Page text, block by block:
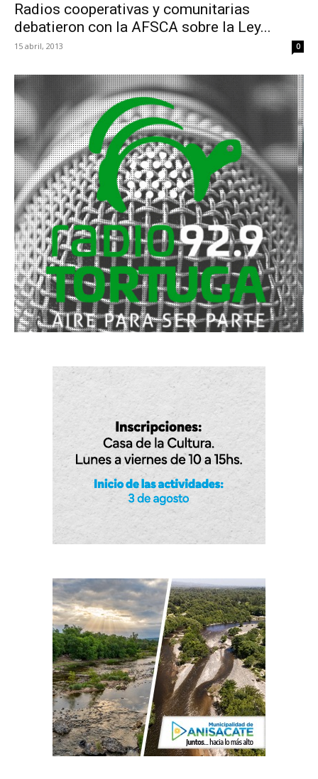
Radios cooperativas y comunitarias
debatieron con la AFSCA sobre la Ley...
15 abril, 2013 0